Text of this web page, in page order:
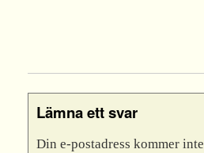
Lämna ett svar
Din e-postadress kommer inte